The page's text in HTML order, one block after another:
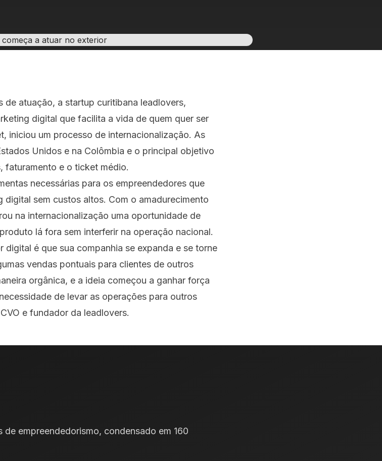
de atuação, a startup curitibana leadlovers,
digital que facilita a vida de quem quer ser
iniciou um processo de internacionalização. As
Unidos e na Colômbia e o principal objetivo
faturamento e o ticket médio.
necessárias para os empreendedores que
digital sem custos altos. Com o amadurecimento
na internacionalização uma oportunidade de
lá fora sem interferir na operação nacional.
é que sua companhia se expanda e se torne
vendas pontuais para clientes de outros
orgânica, e a ideia começou a ganhar força
de levar as operações para outros
e fundador da leadlovers.
empreendedorismo, condensado em 160